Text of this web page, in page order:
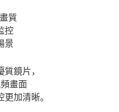
質
控
景
鏡片，
畫面
加清晰。